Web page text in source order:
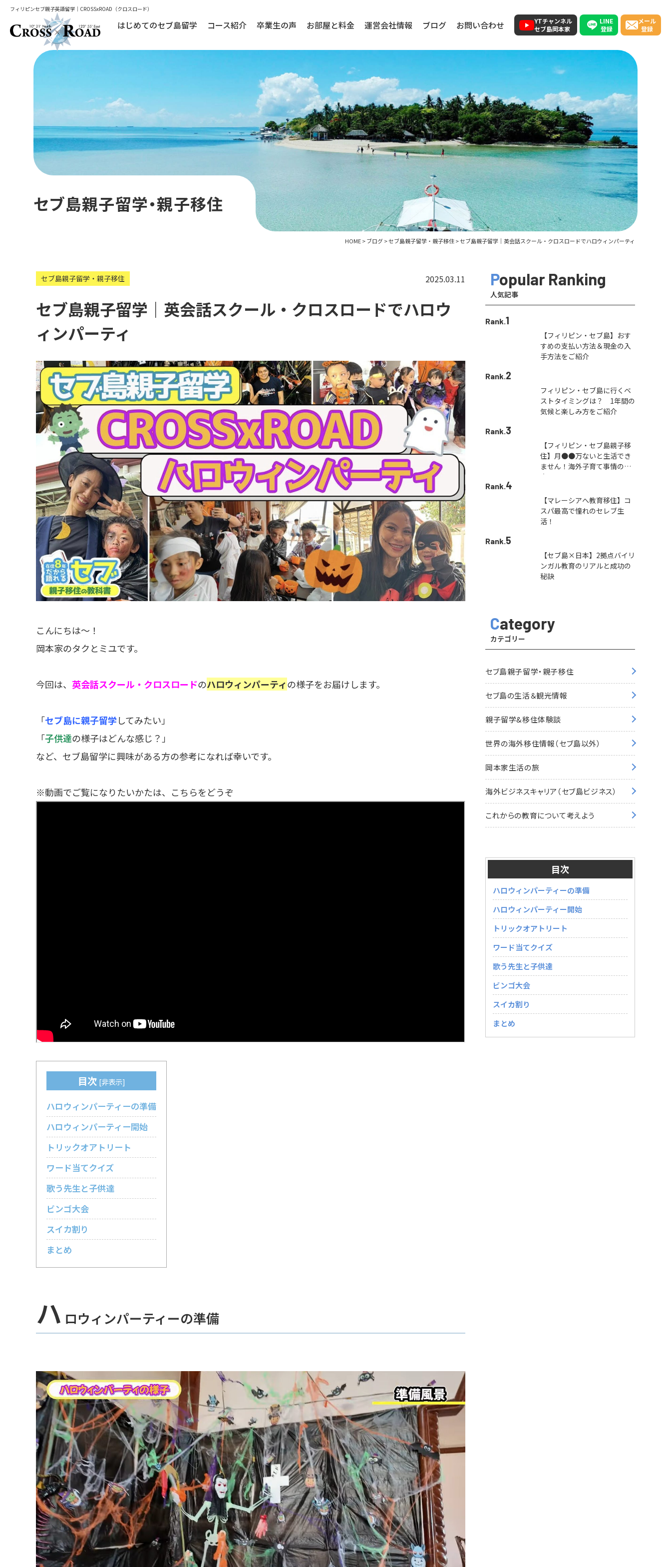
フィリピンセブ親子英語留学｜CROSSxROAD（クロスロード）
はじめてのセブ島留学 コース紹介 卒業生の声 お部屋と料金 運営会社情報 ブログ お問い合わせ
YTチャンネル
セブ島岡本家
LINE
登録
メール
登録
セブ島親子留学・親子移住
HOME>ブログ>セブ島親子留学・親子移住>セブ島親子留学｜英会話スクール・クロスロードでハロウィンパーティ
2025.03.11
セブ島親子留学・親子移住
セブ島親子留学｜英会話スクール・クロスロードでハロウ
ィンパーティ
こんにちは～！
岡本家のタクとミユです。
今回は、 英会話スクール・クロスロードのハロウィンパーティの様子をお届けします。
「セブ島に親子留学してみたい」
「子供達の様子はどんな感じ？」
など、セブ島留学に興味がある方の参考になれば幸いです。
※動画でご覧になりたいかたは、こちらをどうぞ
目次 [非表示]
ハロウィンパーティーの準備
ハロウィンパーティー開始
トリックオアトリート
ワード当てクイズ
歌う先生と子供達
ビンゴ大会
スイカ割り
まとめ
ハ ロウィンパーティーの準備
Popular Ranking
人気記事
Rank.1
【フィリピン・セブ島】おす
すめの支払い方法＆現金の入
手方法をご紹介
Rank.2
フィリピン・セブ島に行くベ
ストタイミングは？ 1年間の
気候と楽しみ方をご紹介
Rank.3
【フィリピン・セブ島親子移
住】月●●万ないと生活でき
ません！海外子育て事情の本
音
Rank.4
【マレーシアへ教育移住】コ
スパ最高で憧れのセレブ生
活！
Rank.5
【セブ島×日本】2拠点バイリ
ンガル教育のリアルと成功の
秘訣
Category
カテゴリー
セブ島親子留学・親子移住
セブ島の生活＆観光情報
親子留学&移住体験談
世界の海外移住情報（セブ島以外）
岡本家生活の旅
海外ビジネスキャリア（セブ島ビジネス）
これからの教育について考えよう
目次
ハロウィンパーティーの準備
ハロウィンパーティー開始
トリックオアトリート
ワード当てクイズ
歌う先生と子供達
ビンゴ大会
スイカ割り
まとめ